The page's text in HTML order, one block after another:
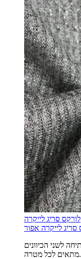
לורקס סריג לייקרה
מתאים לכל מטרה.